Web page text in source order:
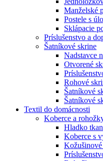
Manželské
Postele s
Sklápacie
Príslušenstvo a
Šatníkové skrine
Nadstavce
Otvorené
Rohové
Šatníkové
Šatníkové
Textil do domácnosti
Koberce a
Hladko
Koberce s